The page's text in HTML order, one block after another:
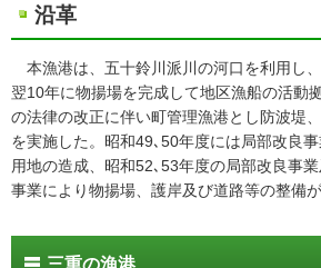
沿革
本漁港は、五十鈴川派川の河口を利用し、
翌10年に物揚場を完成して地区漁船の活動
の法律の改正に伴い町管理漁港とし防波堤
を実施した。昭和49､50年度には局部改良
用地の造成、昭和52､53年度の局部改良事
事業により物揚場、護岸及び道路等の整備が
三重の漁港